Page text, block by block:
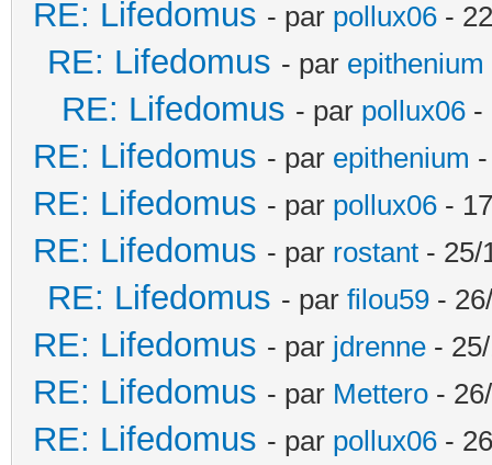
RE: Lifedomus - par pollux06 -
RE: Lifedomus - par epithenium
RE: Lifedomus - par pollux06 -
RE: Lifedomus - par epithenium
RE: Lifedomus - par pollux06 -
RE: Lifedomus - par rostant - 25/
RE: Lifedomus - par filou59 -
RE: Lifedomus - par jdrenne -
RE: Lifedomus - par Mettero -
RE: Lifedomus - par pollux06 -